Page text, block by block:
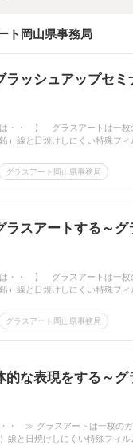
ト岡山県事務局
ラッシュアップセミ
・・ 】 グラスアートは一枚
）線と日焼けしにくい特殊フィ
グラスアート岡山県事務局
ラスアートする～グ
・・ 】 グラスアートは一枚
）線と日焼けしにくい特殊フィ
グラスアート岡山県事務局
的な表現をする～グ
・ ≫ グラスアートは一枚のガ
線と日焼けしにくい特殊フィル